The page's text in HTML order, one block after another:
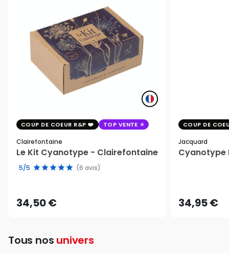
COUP DE COEUR R&P TOP VENTE
Clairefontaine
Le Kit Cyanotype - Clairefontaine
5/5 (6 avis)
34,50 €
COUP DE
Jacquard
Cyanotype
34,95 €
Tous nos univers